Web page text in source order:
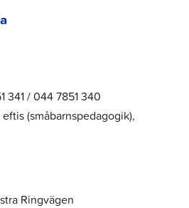
341 / 044 7851 340
(småbarnspedagogik),
Ringvägen